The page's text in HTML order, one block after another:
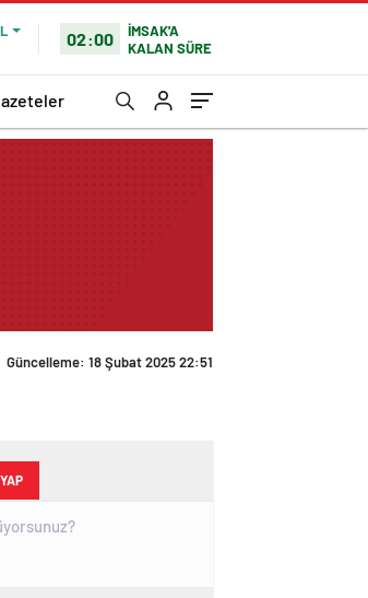
02:00
İMSAK'A
KALAN SÜRE
Güncelleme: 18 Şubat 2025 22:51